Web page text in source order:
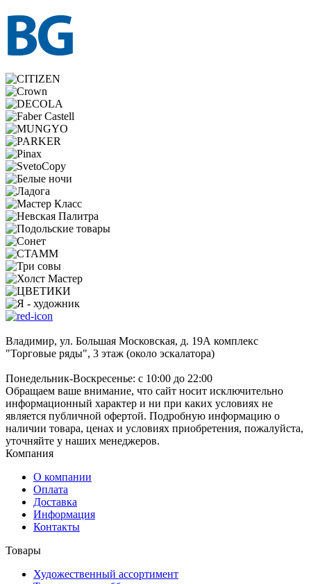
Владимир, ул. Большая Московская, д. 19А комплекс
"Торговые ряды", 3 этаж (около эскалатора)
Понедельник-Воскресенье: с 10:00 до 22:00
Обращаем ваше внимание, что сайт носит исключительно
информационный характер и ни при каких условиях не
является публичной офертой. Подробную информацию о
наличии товара, ценах и условиях приобретения, пожалуйста,
уточняйте у наших менеджеров.
Компания
О компании
Оплата
Доставка
Информация
Контакты
Товары
Художественный ассортимент